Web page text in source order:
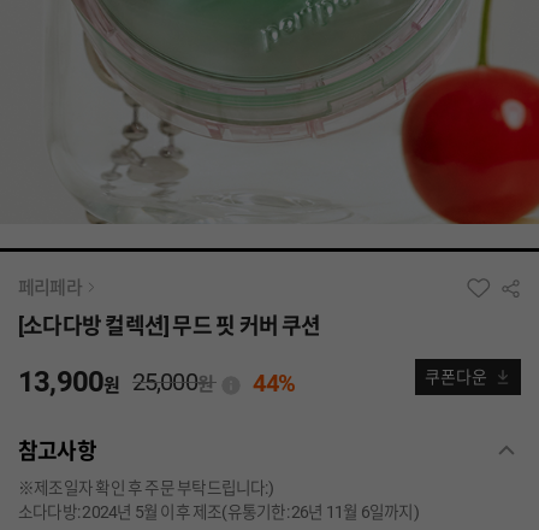
페리페라
[소다다방 컬렉션] 무드 핏 커버 쿠션
13,900원 25,000원 44% 쿠폰다운
참고사항
※제조일자 확인 후 주문 부탁드립니다:)
소다다방: 2024년 5월 이후 제조(유통기한: 26년 11월 6일까지)